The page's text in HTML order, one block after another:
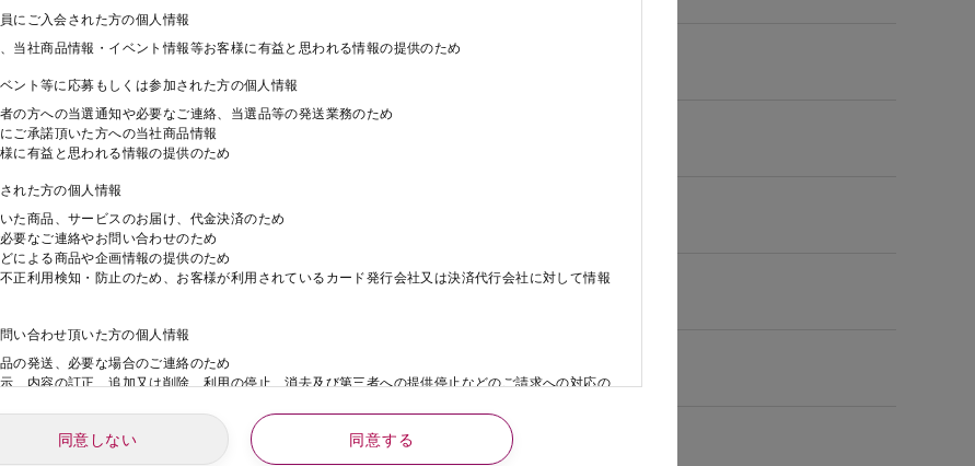
にご入会された方の個人情報
当社商品情報・イベント情報等お客様に有益と思われる情報の提供のため
ント等に応募もしくは参加された方の個人情報
の方への当選通知や必要なご連絡、当選品等の発送業務のため
ご承諾頂いた方への当社商品情報
に有益と思われる情報の提供のため
れた方の個人情報
た商品、サービスのお届け、代金決済のため
要なご連絡やお問い合わせのため
による商品や企画情報の提供のため
正利用検知・防止のため、お客様が利用されているカード発行会社又は決済代行会社に対して情報
い合わせ頂いた方の個人情報
の発送、必要な場合のご連絡のため
、内容の訂正、追加又は削除、利用の停止、消去及び第三者への提供停止などのご請求への対応の
応募された方の個人情報
同意しない 同意する
年